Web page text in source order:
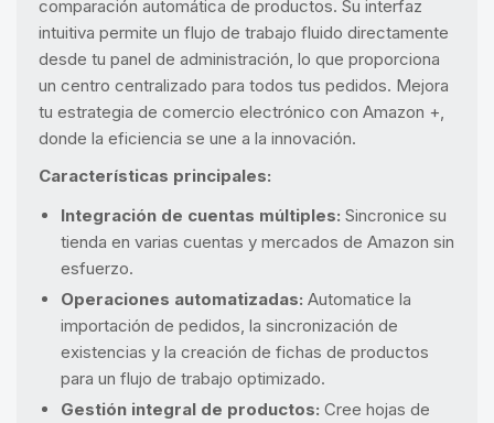
comparación automática de productos. Su interfaz
intuitiva permite un flujo de trabajo fluido directamente
desde tu panel de administración, lo que proporciona
un centro centralizado para todos tus pedidos. Mejora
tu estrategia de comercio electrónico con Amazon +,
donde la eficiencia se une a la innovación.
Características principales:
Integración de cuentas múltiples: Sincronice su
tienda en varias cuentas y mercados de Amazon sin
esfuerzo.
Operaciones automatizadas: Automatice la
importación de pedidos, la sincronización de
existencias y la creación de fichas de productos
para un flujo de trabajo optimizado.
Gestión integral de productos: Cree hojas de